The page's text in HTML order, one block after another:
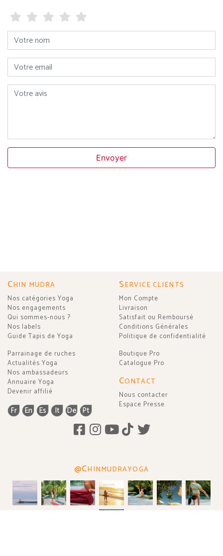
Votre nom
Votre email
Votre avis
Envoyer
CHIN MUDRA
Nos catégories Yoga
Nos engagements
Qui sommes-nous ?
Nos labels
Guide Tapis de Yoga
Parrainage de ruches
Actualités Yoga
Nos ambassadeurs
Annuaire Yoga
Devenir affilié
Fr En Es It De Pt
SERVICE CLIENTS
Mon Compte
Livraison
Satisfait ou Remboursé
Conditions Générales
Politique de confidentialité
Boutique Pro
Catalogue Pro
CONTACT
Nous contacter
Espace Presse
@CHINMUDRAYOGA